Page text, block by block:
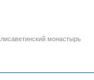
монастырь